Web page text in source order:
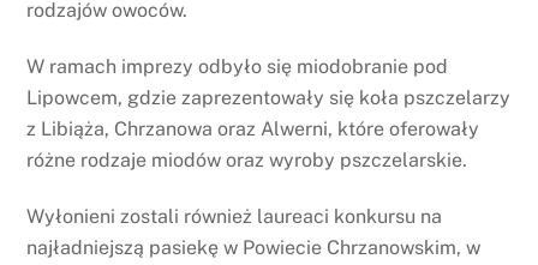
rodzajów owoców.
W ramach imprezy odbyło się miodobranie pod
Lipowcem, gdzie zaprezentowały się koła pszczelarzy
z Libiąża, Chrzanowa oraz Alwerni, które oferowały
różne rodzaje miodów oraz wyroby pszczelarskie.
Wyłonieni zostali również laureaci konkursu na
najładniejszą pasiekę w Powiecie Chrzanowskim, w